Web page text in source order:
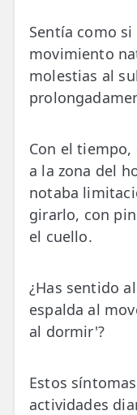
✨ Cicatrices y
LESIONES
FRECUENTES
Rotura Fibrilar
Trocanteritis
Hernia Discal
Fascitis Plantar
Ciática
Bursitis de
Tendinitis de
Sentía como
movimiento
molestias al
Con el tiempo,
a la zona del
notaba
girarlo, con
el cuello.
¿Has sentido
espalda al
al dormir'?
Estos
actividades